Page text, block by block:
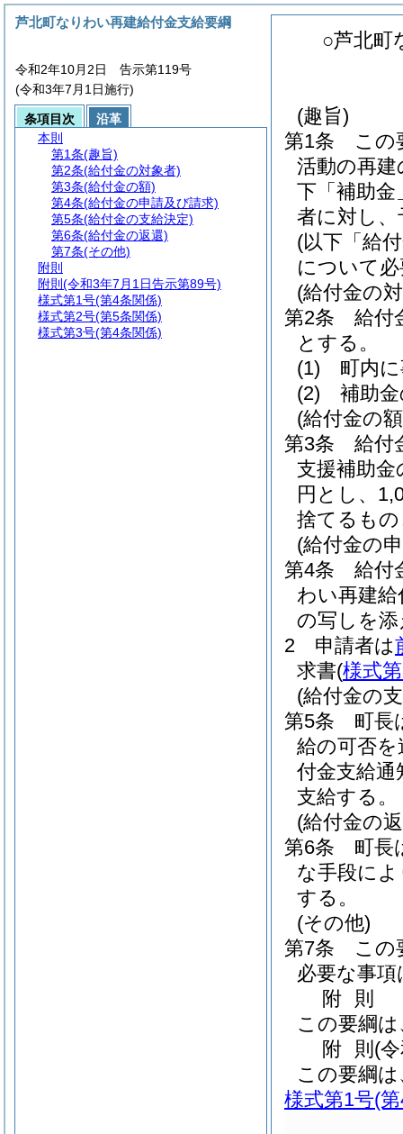
○芦北町
(趣旨)
第1条
この
活動の再
下「補助
者に対し
(以下「給
について
(給付金の
第2条
給付
とする。
(1)
町内
(2)
補助
(給付金の
第3条
給付
支援補助
円とし、
捨てるも
(給付金の
第4条
給付
わい再建給
の写しを
2
申請者は
求書(様式
(給付金の
第5条
町長
給の可否
付金支給通
支給する。
(給付金の
第6条
町長
な手段に
する。
(その他)
第7条
この
必要な事
附 則
この要綱
附 則 (
この要綱
様式第1号(
芦北町なりわい再建給付金支給要綱
令和2年10月2日 告示第119号
(令和3年7月1日施行)
条項目次
沿革
本則
第1条(趣旨)
第2条(給付金の対象者)
第3条(給付金の額)
第4条(給付金の申請及び請求)
第5条(給付金の支給決定)
第6条(給付金の返還)
第7条(その他)
附則
附則 (令和3年7月1日告示第89号)
様式第1号(第4条関係)
様式第2号(第5条関係)
様式第3号(第4条関係)